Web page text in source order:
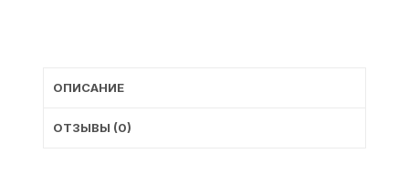
ОПИСАНИЕ
ОТЗЫВЫ (0)